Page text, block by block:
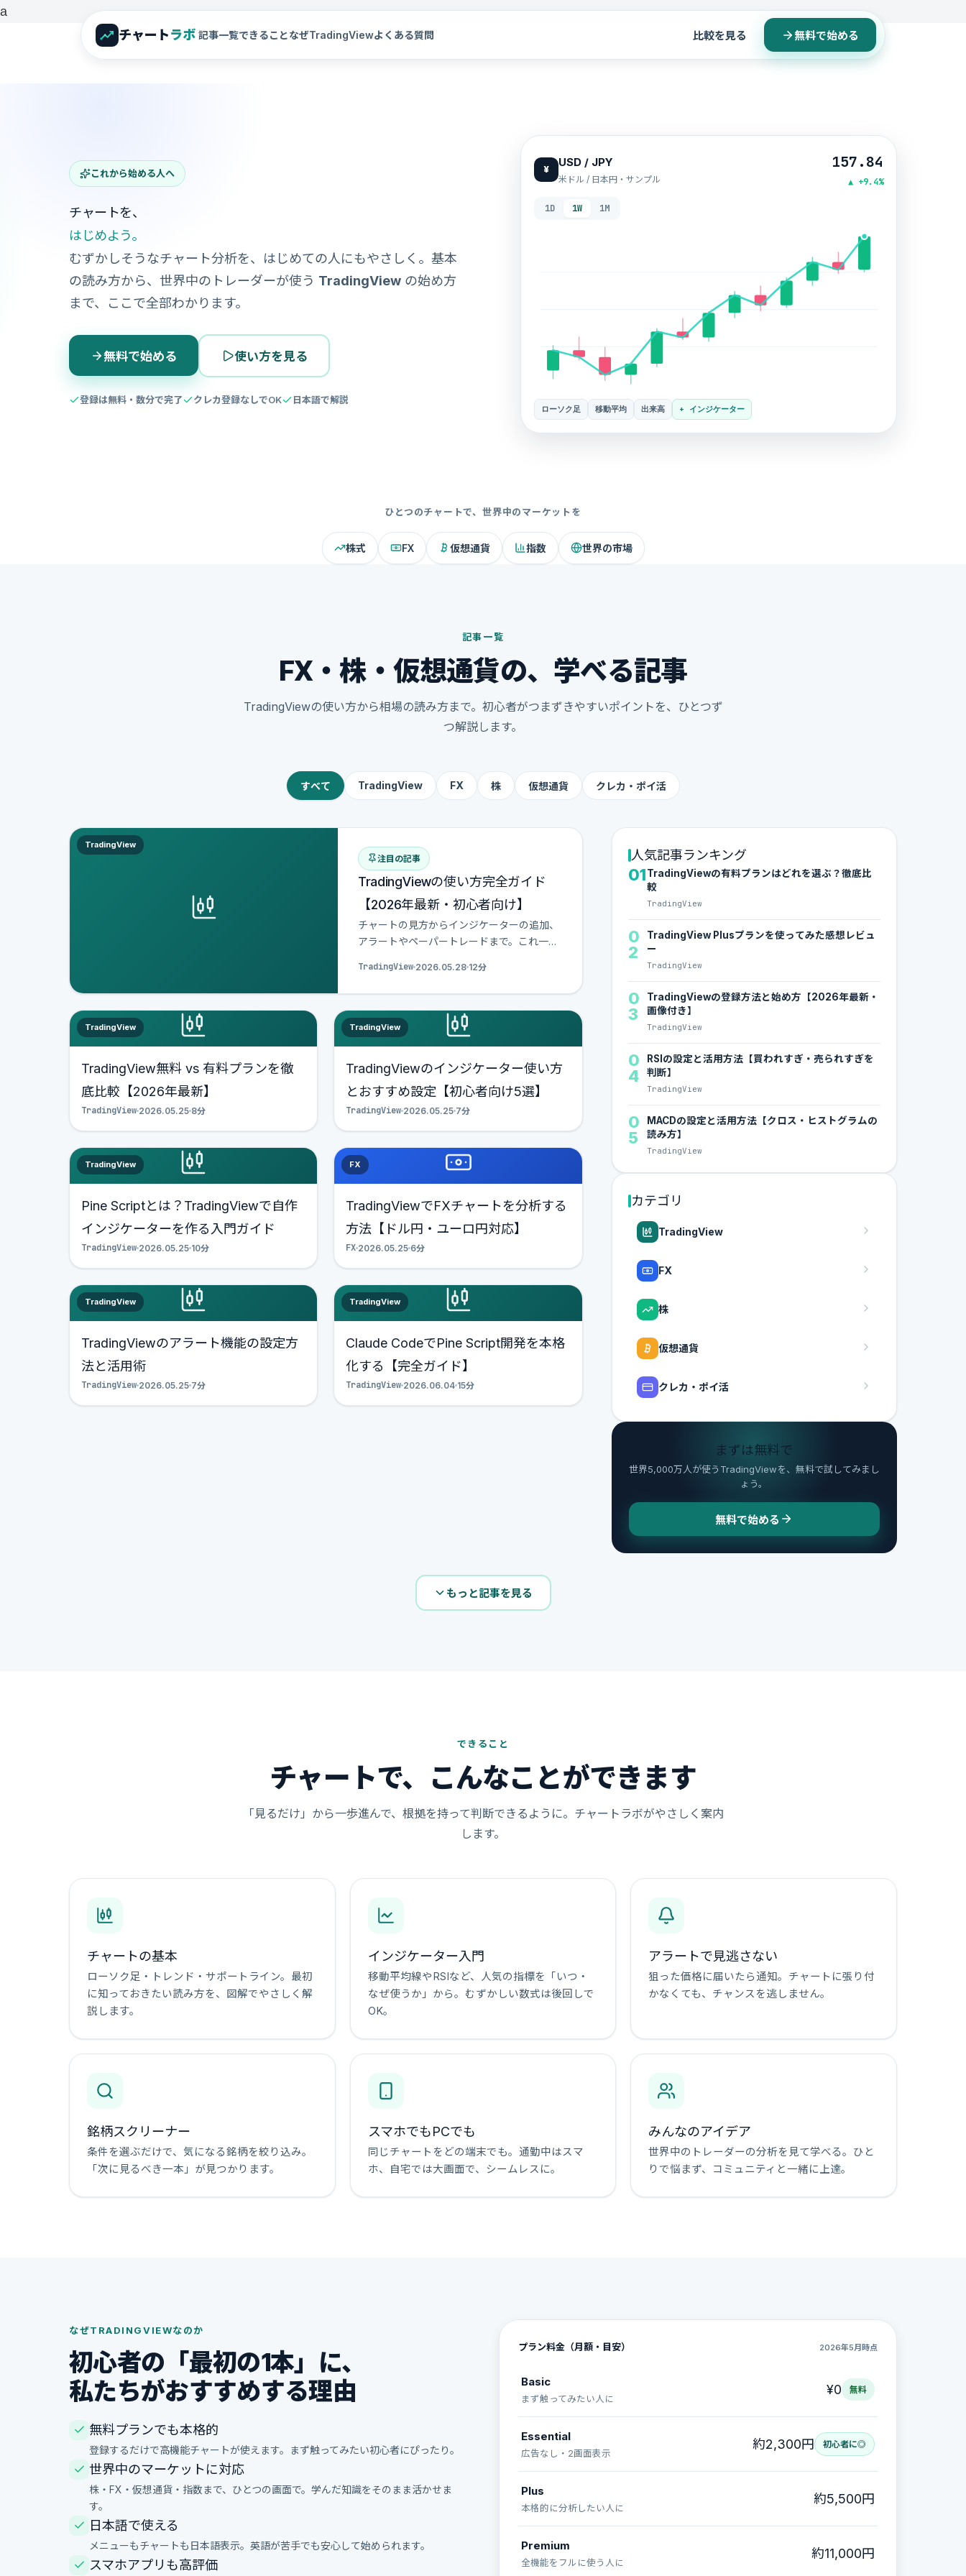
a
チャートラボ 記事一覧できることなぜTradingViewよくある質問 比較を見る 無料で始める
これから始める人へ
チャートを、
はじめよう。
むずかしそうなチャート分析を、はじめての人にもやさしく。基本
の読み方から、世界中のトレーダーが使う TradingView の始め方
まで、ここで全部わかります。
無料で始める 使い方を見る
登録は無料・数分で完了 クレカ登録なしでOK 日本語で解説
¥
USD / JPY
米ドル / 日本円・サンプル
157.84
▲ +9.4%
1D 1W 1M
ローソク足 移動平均 出来高 + インジケーター
ひとつのチャートで、世界中のマーケットを
株式 FX 仮想通貨 指数 世界の市場
記事一覧
FX・株・仮想通貨の、学べる記事
TradingViewの使い方から相場の読み方まで。初心者がつまずきやすいポイントを、ひとつず
つ解説します。
すべて TradingView FX 株 仮想通貨 クレカ・ポイ活
TradingView
注目の記事
TradingViewの使い方完全ガイド
【2026年最新・初心者向け】
チャートの見方からインジケーターの追加、
アラートやペーパートレードまで。これ一記
決定版ガイド。
TradingView 2026.05.28 12分
TradingView
TradingView無料 vs 有料プランを徹
底比較【2026年最新】
TradingView 2026.05.25 8分
TradingView
TradingViewのインジケーター使い方
とおすすめ設定【初心者向け5選】
TradingView 2026.05.25 7分
TradingView
Pine Scriptとは？TradingViewで自作
インジケーターを作る入門ガイド
TradingView 2026.05.25 10分
FX
TradingViewでFXチャートを分析する
方法【ドル円・ユーロ円対応】
FX 2026.05.25 6分
TradingView
TradingViewのアラート機能の設定方
法と活用術
TradingView 2026.05.25 7分
TradingView
Claude CodeでPine Script開発を本格
化する【完全ガイド】
TradingView 2026.06.04 15分
人気記事ランキング
01TradingViewの有料プランはどれを選ぶ？徹底比
較
TradingView
0
2
TradingView Plusプランを使ってみた感想レビュ
ー
TradingView
0
3
TradingViewの登録方法と始め方【2026年最新・
画像付き】
TradingView
0
4
RSIの設定と活用方法【買われすぎ・売られすぎを
判断】
TradingView
0
5
MACDの設定と活用方法【クロス・ヒストグラムの
読み方】
TradingView
カテゴリ
TradingView
FX
株
仮想通貨
クレカ・ポイ活
まずは無料で
世界5,000万人が使うTradingViewを、無料で試してみまし
ょう。
無料で始める
もっと記事を見る
できること
チャートで、こんなことができます
「見るだけ」から一歩進んで、根拠を持って判断できるように。チャートラボがやさしく案内
します。
チャートの基本
ローソク足・トレンド・サポートライン。最初
に知っておきたい読み方を、図解でやさしく解
説します。
インジケーター入門
移動平均線やRSIなど、人気の指標を「いつ・
なぜ使うか」から。むずかしい数式は後回しで
OK。
アラートで見逃さない
狙った価格に届いたら通知。チャートに張り付
かなくても、チャンスを逃しません。
銘柄スクリーナー
条件を選ぶだけで、気になる銘柄を絞り込み。
「次に見るべき一本」が見つかります。
スマホでもPCでも
同じチャートをどの端末でも。通勤中はスマ
ホ、自宅では大画面で、シームレスに。
みんなのアイデア
世界中のトレーダーの分析を見て学べる。ひと
りで悩まず、コミュニティと一緒に上達。
なぜTRADINGVIEWなのか
初心者の「最初の1本」に、
私たちがおすすめする理由
無料プランでも本格的
登録するだけで高機能チャートが使えます。まず触ってみたい初心者にぴったり。
世界中のマーケットに対応
株・FX・仮想通貨・指数まで、ひとつの画面で。学んだ知識をそのまま活かせま
す。
日本語で使える
メニューもチャートも日本語表示。英語が苦手でも安心して始められます。
スマホアプリも高評価
プラン料金（月額・目安） 2026年5月時点
Basic
まず触ってみたい人に
¥0 無料
Essential
広告なし・2画面表示
約2,300円 初心者に◎
Plus
本格的に分析したい人に
約5,500円
Premium
全機能をフルに使う人に
約11,000円